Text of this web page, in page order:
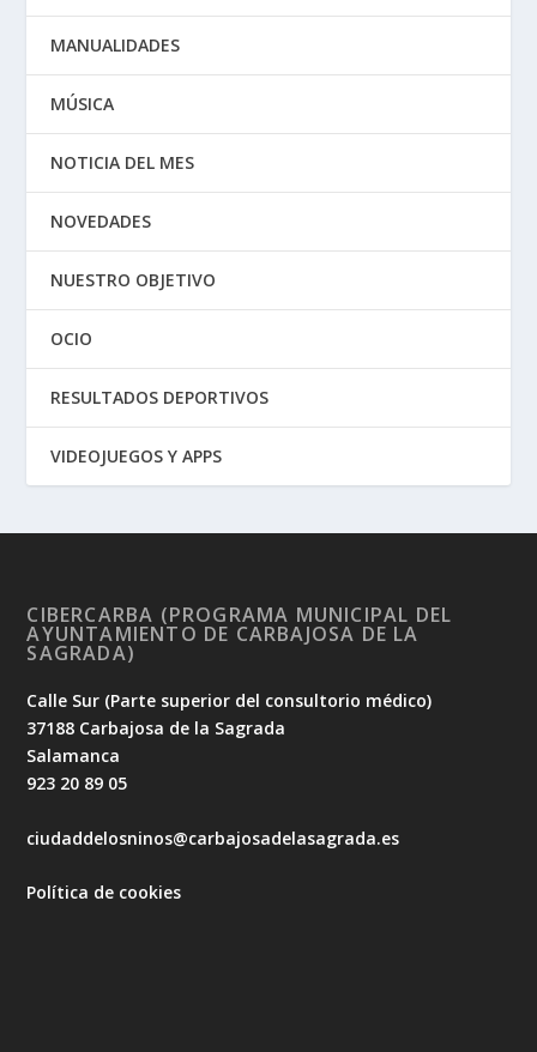
MANUALIDADES
MÚSICA
NOTICIA DEL MES
NOVEDADES
NUESTRO OBJETIVO
OCIO
RESULTADOS DEPORTIVOS
VIDEOJUEGOS Y APPS
CIBERCARBA (PROGRAMA MUNICIPAL DEL
AYUNTAMIENTO DE CARBAJOSA DE LA
SAGRADA)
Calle Sur (Parte superior del consultorio médico)
37188 Carbajosa de la Sagrada
Salamanca
923 20 89 05
ciudaddelosninos@carbajosadelasagrada.es
Política de cookies